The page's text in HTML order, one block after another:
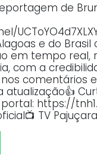
de
e do
em tempo real,
com a
comentários
https://
TV Pajuçara